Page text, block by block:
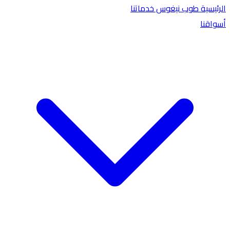
الرئيسيةطوب نيغوسخدماتنا
أسواقنا